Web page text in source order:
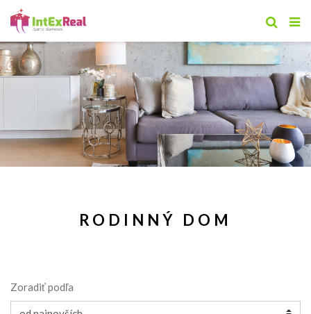
RODINNÝ DOM
Zoradiť podľa